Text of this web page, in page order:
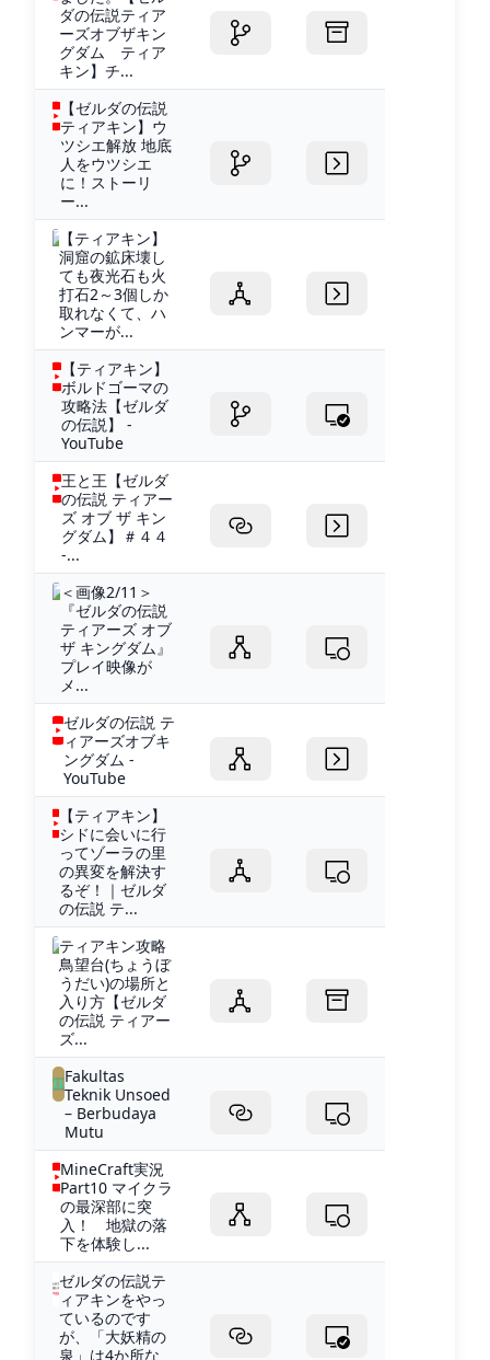
ダの伝説ティア
ーズオブザキン
グダム ティア
キン】チ...
【ゼルダの伝説
ティアキン】ウ
ツシエ解放 地底
人をウツシエ
に！ストーリ
ー...
【ティアキン】
洞窟の鉱床壊し
ても夜光石も火
打石2～3個しか
取れなくて、ハ
ンマーが...
【ティアキン】
ボルドゴーマの
攻略法【ゼルダ
の伝説】 -
YouTube
王と王【ゼルダ
の伝説 ティアー
ズ オブ ザ キン
グダム】＃４４
-...
＜画像2/11＞
『ゼルダの伝説
ティアーズ オブ
ザ キングダム』
プレイ映像が
メ...
ゼルダの伝説 テ
ィアーズオブキ
ングダム -
YouTube
【ティアキン】
シドに会いに行
ってゾーラの里
の異変を解決す
るぞ！｜ゼルダ
の伝説 テ...
ティアキン攻略
鳥望台(ちょうぼ
うだい)の場所と
入り方【ゼルダ
の伝説 ティアー
ズ...
Fakultas
Teknik Unsoed
– Berbudaya
Mutu
MineCraft実況
Part10 マイクラ
の最深部に突
入！ 地獄の落
下を体験し...
ゼルダの伝説テ
ィアキンをやっ
ているのです
が、「大妖精の
泉」は4か所な